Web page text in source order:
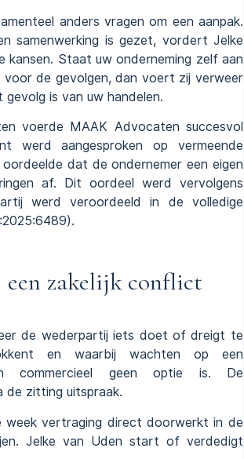
anders vragen om een aanpak.
samenwerking is gezet, vordert Jelke
kansen. Staat uw onderneming zelf aan
de gevolgen, dan voert zij verweer
is van uw handelen.
voerde MAAK Advocaten succesvol
werd aangesproken op vermeende
dat de ondernemer een eigen
af. Dit oordeel werd vervolgens
werd veroordeeld in de volledige
).
een zakelijk conflict
de wederpartij iets doet of dreigt te
en waarbij wachten op een
commercieel geen optie is. De
de zitting uitspraak.
week vertraging direct doorwerkt in de
Jelke van Uden start of verdedigt